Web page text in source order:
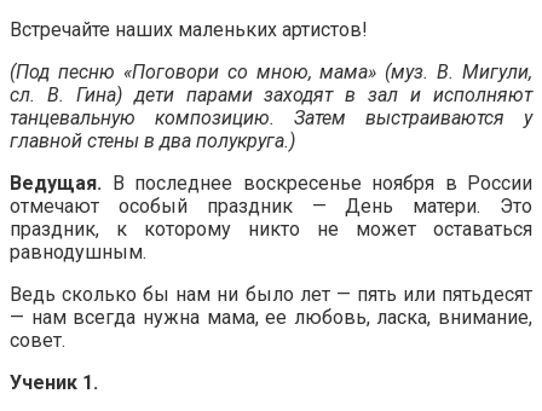
Встречайте наших маленьких артистов!
(Под песню «Поговори со мною, мама» (муз. В. Мигули,
сл. В. Гина) дети парами заходят в зал и исполняют
танцевальную композицию. Затем выстраиваются у
главной стены в два полукруга.)
Ведущая. В последнее воскресенье ноября в России
отмечают особый праздник — День матери. Это
праздник, к которому никто не может оставаться
равнодушным.
Ведь сколько бы нам ни было лет — пять или пятьдесят
— нам всегда нужна мама, ее любовь, ласка, внимание,
совет.
Ученик 1.